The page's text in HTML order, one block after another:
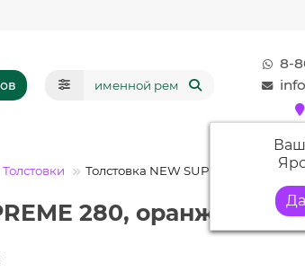
8-
Толстовки Толстовка NEW SUPREME 280,
280, оранжевая